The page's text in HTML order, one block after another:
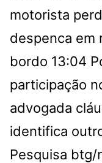
motorista
despenca em
bordo 13:04
participação
advogada
identifica
Pesquisa